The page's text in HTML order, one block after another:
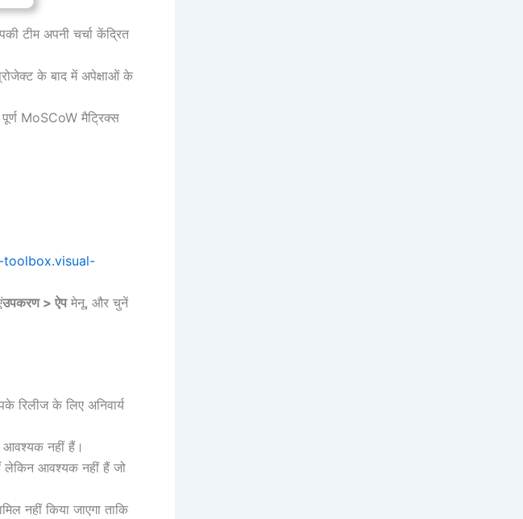
टीम अपनी चर्चा केंद्रित
के बाद में अपेक्षाओं के
MoSCoW मैट्रिक्स
उपकरण > ऐपमेनू, और चुनें
रिलीज के लिए अनिवार्य
आवश्यक नहीं हैं।
लेकिन आवश्यक नहीं हैं जो
नहीं किया जाएगा ताकि